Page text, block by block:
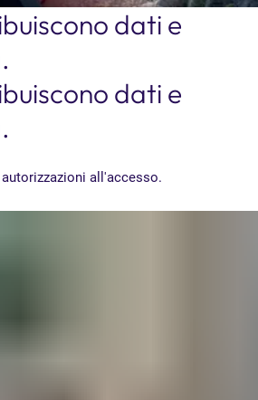
dati e
dati e
all'accesso.